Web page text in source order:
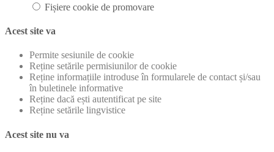
Fișiere cookie de promovare
Acest site va
Permite sesiunile de cookie
Reține setările permisiunilor de cookie
Reține informațiile introduse în formularele de contact și/sau
în buletinele informative
Reține dacă ești autentificat pe site
Reține setările lingvistice
Acest site nu va